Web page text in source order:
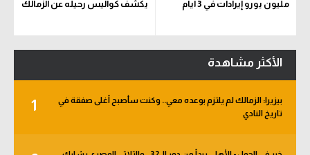
مليون يورو إيرادات في 3 أيام
يكشف كواليس رحيله عن الزمالك
الأكثر مشاهدة
1
بيزيرا: الزمالك لم يلتزم بوعده معي.. وكنت سأصبح أغلى صفقة في
تاريخ النادي